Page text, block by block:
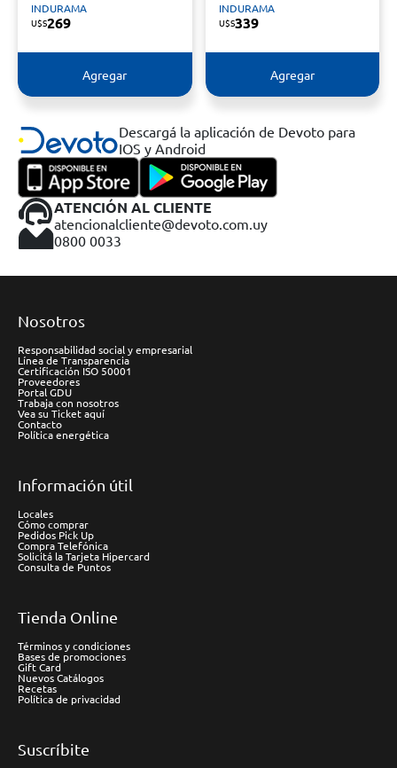
INDURAMA
U$S269
Agregar
INDURAMA
U$S339
Agregar
Descargá la aplicación de Devoto para
IOS y Android
ATENCIÓN AL CLIENTE
atencionalcliente@devoto.com.uy
0800 0033
Nosotros
Responsabilidad social y empresarial
Línea de Transparencia
Certificación ISO 50001
Proveedores
Portal GDU
Trabaja con nosotros
Vea su Ticket aquí
Contacto
Política energética
Información útil
Locales
Cómo comprar
Pedidos Pick Up
Compra Telefónica
Solicitá la Tarjeta Hipercard
Consulta de Puntos
Tienda Online
Términos y condiciones
Bases de promociones
Gift Card
Nuevos Catálogos
Recetas
Política de privacidad
Suscríbite